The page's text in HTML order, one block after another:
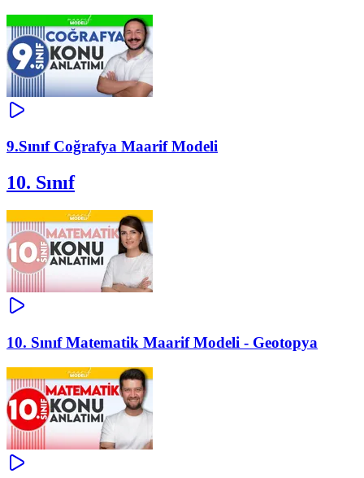
9.Sınıf Coğrafya Maarif Modeli
10. Sınıf
10. Sınıf Matematik Maarif Modeli - Geotopya